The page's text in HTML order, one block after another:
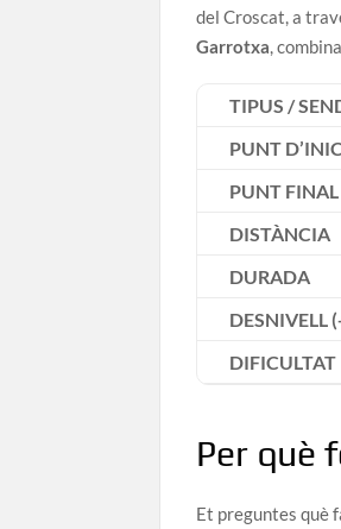
del Croscat, a
Garrotxa,
TIPUS /
PUNT
PUNT FINAL
DISTÀNCIA
DURADA
DESNIVELL
DIFICULTAT
Per què
Et preguntes què